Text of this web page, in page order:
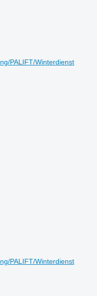
PALIFT/Winterdienst
PALIFT/Winterdienst